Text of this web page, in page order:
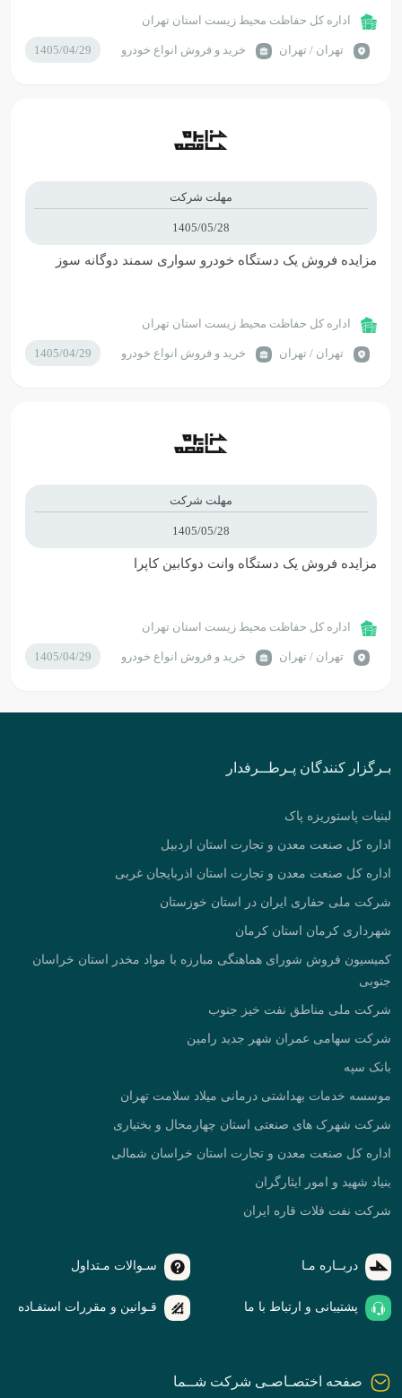
اداره کل حفاظت محیط زیست استان تهران
تهران / تهران خرید و فروش انواع خودرو 1405/04/29
مهلت شرکت
1405/05/28
مزایده فروش یک دستگاه خودرو سواری سمند دوگانه سوز
اداره کل حفاظت محیط زیست استان تهران
تهران / تهران خرید و فروش انواع خودرو 1405/04/29
مهلت شرکت
1405/05/28
مزایده فروش یک دستگاه وانت دوکابین کاپرا
اداره کل حفاظت محیط زیست استان تهران
تهران / تهران خرید و فروش انواع خودرو 1405/04/29
بـرگزار کنندگان پـرطــرفدار
لبنیات پاستوریزه پاک
اداره کل صنعت معدن و تجارت استان اردبیل
اداره کل صنعت معدن و تجارت استان اذربایجان غربی
شرکت ملی حفاری ایران در استان خوزستان
شهرداری کرمان استان کرمان
کمیسیون فروش شورای هماهنگی مبارزه با مواد مخدر استان خراسان
جنوبی
شرکت ملی مناطق نفت خیز جنوب
شرکت سهامی عمران شهر جدید رامین
بانک سپه
موسسه خدمات بهداشتی درمانی میلاد سلامت تهران
شرکت شهرک های صنعتی استان چهارمحال و بختیاری
اداره کل صنعت معدن و تجارت استان خراسان شمالی
بنیاد شهید و امور ایثارگران
شرکت نفت فلات قاره ایران
دربــاره مـا سـوالات مـتداول
پشتیبانی و ارتباط با ما قـوانین و مقررات استفـاده
صفحه اختصـاصـی شرکت شــما